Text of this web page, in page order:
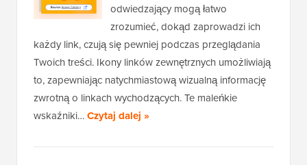
odwiedzający mogą łatwo
zrozumieć, dokąd zaprowadzi ich
każdy link, czują się pewniej podczas przeglądania
Twoich treści. Ikony linków zewnętrznych umożliwiają
to, zapewniając natychmiastową wizualną informację
zwrotną o linkach wychodzących. Te maleńkie
wskaźniki…Czytaj dalej »